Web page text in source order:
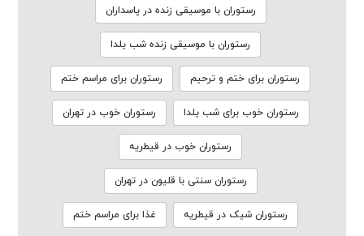
رستوران با موسیقی زنده در پاسداران
رستوران با موسیقی زنده شب یلدا
رستوران برای ختم و ترحیم رستوران برای مراسم ختم
رستوران خوب برای شب یلدا رستوران خوب در تهران
رستوران خوب در قیطریه
رستوران سنتی با قلیون در تهران
رستوران شیک در قیطریه غذا برای مراسم ختم